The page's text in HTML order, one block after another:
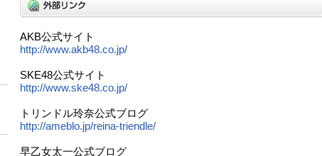
AKB公式サイト
http://www.akb48.co.jp/
SKE48公式サイト
http://www.ske48.co.jp/
トリンドル玲奈公式ブログ
http://ameblo.jp/reina-triendle/
早乙女太一公式ブログ